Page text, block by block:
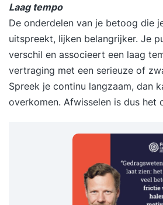
Laag tempo
De onderdelen van je betoog die
uitspreekt, lijken belangrijker. Je
verschil en associeert een laag
vertraging met een serieuze of
Spreek je continu langzaam, dan
overkomen. Afwisselen is dus het